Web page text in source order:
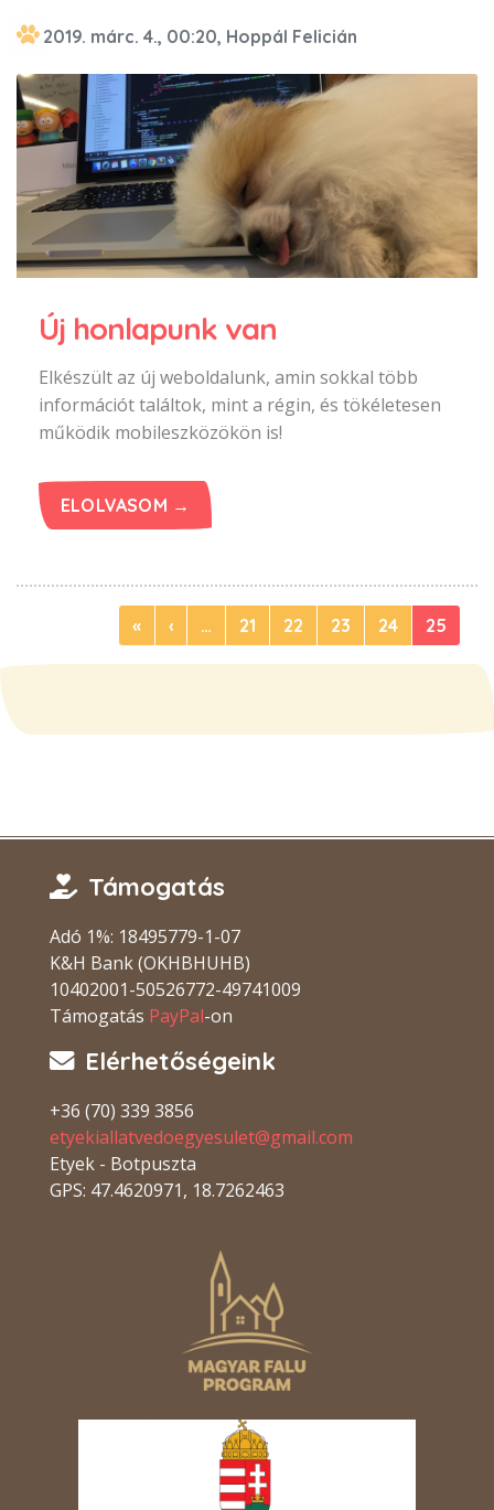
2019. márc. 4., 00:20, Hoppál Felicián
Új honlapunk van
Elkészült az új weboldalunk, amin sokkal több
információt találtok, mint a régin, és tökéletesen
működik mobileszközökön is!
ELOLVASOM →
« ‹ … 21 22 23 24 25
Támogatás
Adó 1%: 18495779-1-07
K&H Bank (OKHBHUHB)
10402001-50526772-49741009
Támogatás PayPal-on
Elérhetőségeink
+36 (70) 339 3856
etyekiallatvedoegyesulet@gmail.com
Etyek - Botpuszta
GPS: 47.4620971, 18.7262463